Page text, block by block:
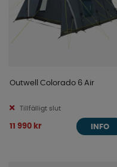
Outwell Colorado 6 Air
Tillfälligt slut
11 990 kr INFO